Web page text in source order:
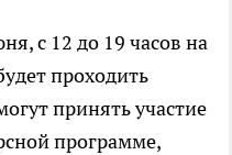
с 12 до 19 часов на
проходить
принять участие
программе,